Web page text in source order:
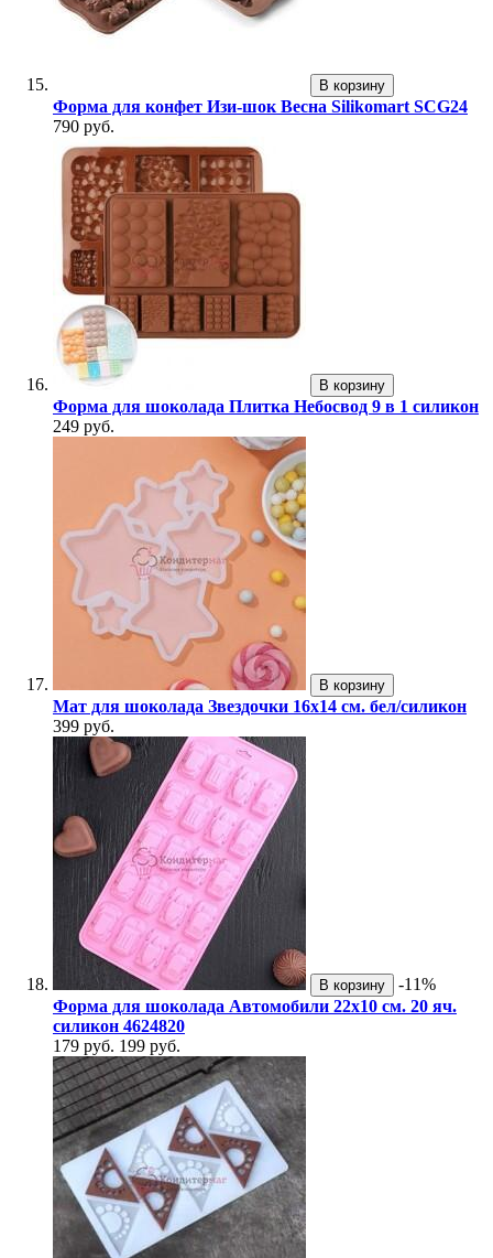
В корзину
Форма для конфет Изи-шок Весна Silikomart SCG24
790 руб.
В корзину
Форма для шоколада Плитка Небосвод 9 в 1 силикон
249 руб.
В корзину
Мат для шоколада Звездочки 16х14 см. бел/силикон
399 руб.
В корзину
-11%
Форма для шоколада Автомобили 22х10 см. 20 яч.
силикон 4624820
179 руб. 199 руб.